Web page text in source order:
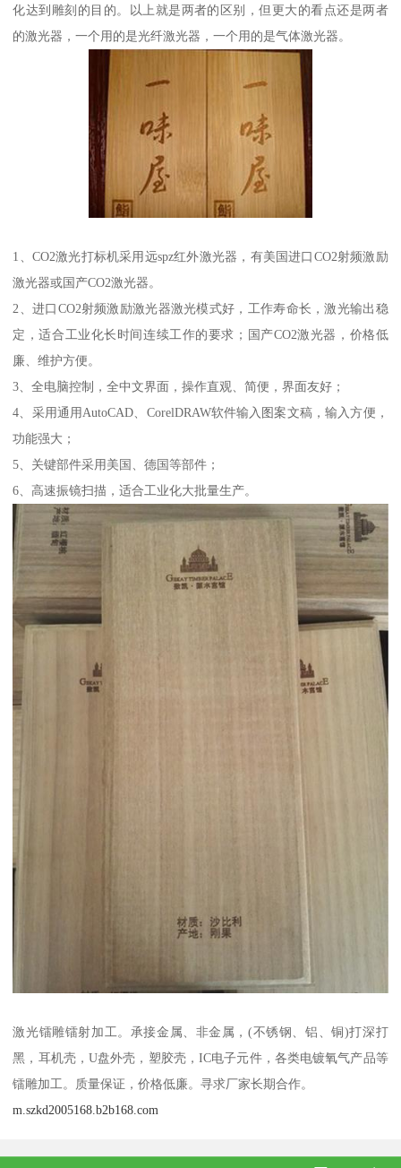
化达到雕刻的目的。以上就是两者的区别，但更大的看点还是两者
的激光器，一个用的是光纤激光器，一个用的是气体激光器。
1、CO2激光打标机采用远spz红外激光器，有美国进口CO2射频激励
激光器或国产CO2激光器。
2、进口CO2射频激励激光器激光模式好，工作寿命长，激光输出稳
定，适合工业化长时间连续工作的要求；国产CO2激光器，价格低
廉、维护方便。
3、全电脑控制，全中文界面，操作直观、简便，界面友好；
4、采用通用AutoCAD、CorelDRAW软件输入图案文稿，输入方便，
功能强大；
5、关键部件采用美国、德国等部件；
6、高速振镜扫描，适合工业化大批量生产。
激光镭雕镭射加工。承接金属、非金属，(不锈钢、铝、铜)打深打
黑，耳机壳，U盘外壳，塑胶壳，IC电子元件，各类电镀氧气产品等
镭雕加工。质量保证，价格低廉。寻求厂家长期合作。
m.szkd2005168.b2b168.com